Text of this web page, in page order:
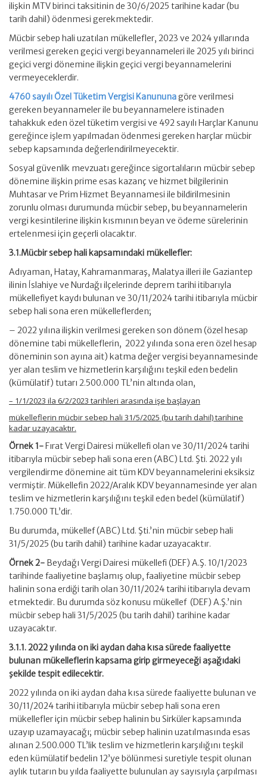
ilişkin MTV birinci taksitinin de 30/6/2025 tarihine kadar (bu
tarih dahil) ödenmesi gerekmektedir.
Mücbir sebep hali uzatılan mükellefler, 2023 ve 2024 yıllarında
verilmesi gereken geçici vergi beyannameleri ile 2025 yılı birinci
geçici vergi dönemine ilişkin geçici vergi beyannamelerini
vermeyeceklerdir.
4760 sayılı Özel Tüketim Vergisi Kanununagöre verilmesi
gereken beyannameler ile bu beyannamelere istinaden
tahakkuk eden özel tüketim vergisi ve 492 sayılı Harçlar Kanunu
gereğince işlem yapılmadan ödenmesi gereken harçlar mücbir
sebep kapsamında değerlendirilmeyecektir.
Sosyal güvenlik mevzuatı gereğince sigortalıların mücbir sebep
dönemine ilişkin prime esas kazanç ve hizmet bilgilerinin
Muhtasar ve Prim Hizmet Beyannamesi ile bildirilmesinin
zorunlu olması durumunda mücbir sebep, bu beyannamelerin
vergi kesintilerine ilişkin kısmının beyan ve ödeme sürelerinin
ertelenmesi için geçerli olacaktır.
3.1.Mücbir sebep hali kapsamındaki mükellefler:
Adıyaman, Hatay, Kahramanmaraş, Malatya illeri ile Gaziantep
ilinin İslahiye ve Nurdağı ilçelerinde deprem tarihi itibarıyla
mükellefiyet kaydı bulunan ve 30/11/2024 tarihi itibarıyla mücbir
sebep hali sona eren mükelleflerden;
– 2022 yılına ilişkin verilmesi gereken son dönem (özel hesap
dönemine tabi mükelleflerin, 2022 yılında sona eren özel hesap
döneminin son ayına ait) katma değer vergisi beyannamesinde
yer alan teslim ve hizmetlerin karşılığını teşkil eden bedelin
(kümülatif) tutarı 2.500.000 TL’nin altında olan,
– 1/1/2023 ila 6/2/2023 tarihleri arasında işe başlayan
mükelleflerin mücbir sebep hali 31/5/2025 (bu tarih dahil) tarihine
kadar uzayacaktır.
Örnek 1-Fırat Vergi Dairesi mükellefi olan ve 30/11/2024 tarihi
itibarıyla mücbir sebep hali sona eren (ABC) Ltd. Şti. 2022 yılı
vergilendirme dönemine ait tüm KDV beyannamelerini eksiksiz
vermiştir. Mükellefin 2022/Aralık KDV beyannamesinde yer alan
teslim ve hizmetlerin karşılığını teşkil eden bedel (kümülatif)
1.750.000 TL’dir.
Bu durumda, mükellef (ABC) Ltd. Şti.’nin mücbir sebep hali
31/5/2025 (bu tarih dahil) tarihine kadar uzayacaktır.
Örnek 2- Beydağı Vergi Dairesi mükellefi (DEF) A.Ş. 10/1/2023
tarihinde faaliyetine başlamış olup, faaliyetine mücbir sebep
halinin sona erdiği tarih olan 30/11/2024 tarihi itibarıyla devam
etmektedir. Bu durumda söz konusu mükellef (DEF) A.Ş.’nin
mücbir sebep hali 31/5/2025 (bu tarih dahil) tarihine kadar
uzayacaktır.
3.1.1. 2022 yılında on iki aydan daha kısa sürede faaliyette
bulunan mükelleflerin kapsama girip girmeyeceği aşağıdaki
şekilde tespit edilecektir.
2022 yılında on iki aydan daha kısa sürede faaliyette bulunan ve
30/11/2024 tarihi itibarıyla mücbir sebep hali sona eren
mükellefler için mücbir sebep halinin bu Sirküler kapsamında
uzayıp uzamayacağı; mücbir sebep halinin uzatılmasında esas
alınan 2.500.000 TL’lik teslim ve hizmetlerin karşılığını teşkil
eden kümülatif bedelin 12’ye bölünmesi suretiyle tespit olunan
aylık tutarın bu yılda faaliyette bulunulan ay sayısıyla çarpılması